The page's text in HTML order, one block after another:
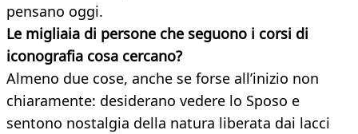
pensano oggi.
Le migliaia di persone che seguono i corsi di
iconografia cosa cercano?
Almeno due cose, anche se forse all’inizio non
chiaramente: desiderano vedere lo Sposo e
sentono nostalgia della natura liberata dai lacci